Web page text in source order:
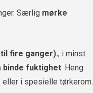
Særlig mørke
fire ganger)., i minst
binde fuktighet. Heng
eller i spesielle tørkerom.